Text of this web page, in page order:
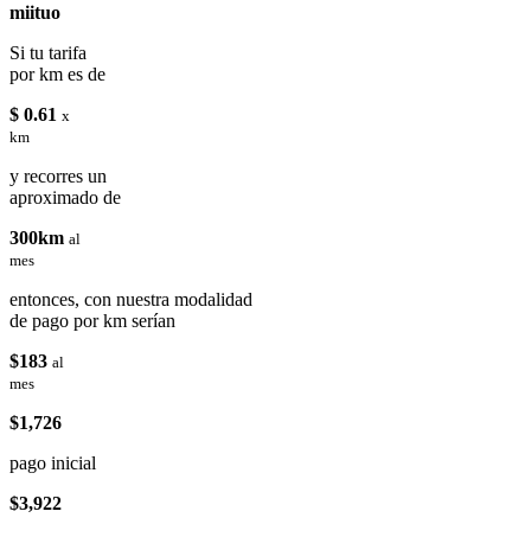
miituo
Si tu tarifa
por km es de
$ 0.61 x
km
y recorres un
aproximado de
300km al
mes
entonces, con nuestra modalidad
de pago por km serían
$183 al
mes
$1,726
pago inicial
$3,922